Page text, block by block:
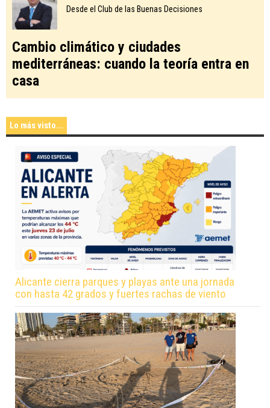
Desde el Club de las Buenas Decisiones
Cambio climático y ciudades
mediterráneas: cuando la teoría entra en
casa
Lo más visto...
Alicante cierra parques y playas ante una jornada
con hasta 42 grados y fuertes rachas de viento